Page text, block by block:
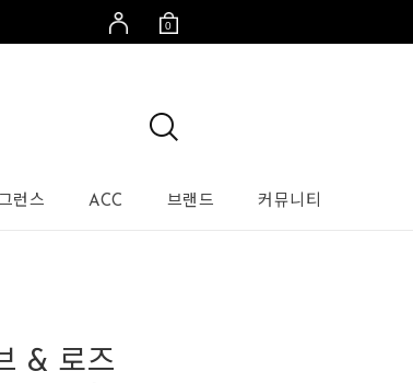
0
런스 ACC 브랜드 커뮤니티
& 로즈